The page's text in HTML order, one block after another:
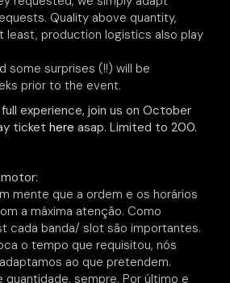
Quality above quantity,
least, production logistics also play
some surprises (!!) will be
prior to the event.
experience, join us on October
tickethere asap. Limited to 200.
mente que a ordem e os horários
a máxima atenção. Como
cada banda/ slot são importantes.
o tempo que requisitou, nós
ao que pretendem.
quantidade, sempre. Por último e